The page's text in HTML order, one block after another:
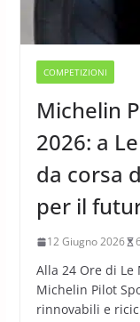
COMPETIZIONI
Michelin
2026: a
da corsa
per il
12 Giugno 2026
Alla 24 Ore di Le
Michelin Pilot
rinnovabili e